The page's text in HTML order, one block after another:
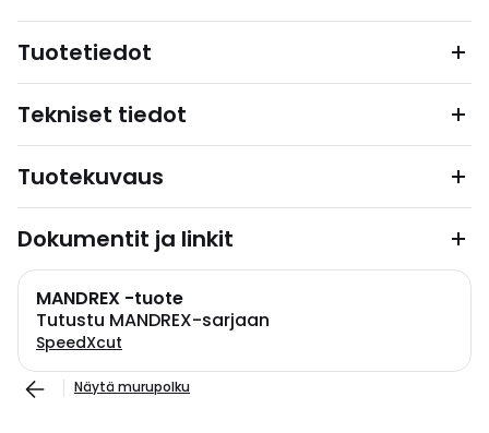
Tuotetiedot
Tekniset tiedot
Tuotekuvaus
Dokumentit ja linkit
MANDREX -tuote
Tutustu MANDREX-sarjaan
SpeedXcut
Näytä murupolku